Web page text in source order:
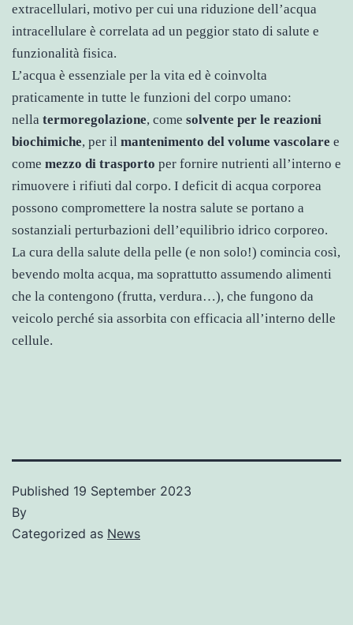
extracellulari, motivo per cui una riduzione dell’acqua
intracellulare è correlata ad un peggior stato di salute e
funzionalità fisica.
L’acqua è essenziale per la vita ed è coinvolta
praticamente in tutte le funzioni del corpo umano:
nella termoregolazione, come solvente per le reazioni
biochimiche, per il mantenimento del volume vascolare e
come mezzo di trasporto per fornire nutrienti all’interno e
rimuovere i rifiuti dal corpo. I deficit di acqua corporea
possono compromettere la nostra salute se portano a
sostanziali perturbazioni dell’equilibrio idrico corporeo.
La cura della salute della pelle (e non solo!) comincia così,
bevendo molta acqua, ma soprattutto assumendo alimenti
che la contengono (frutta, verdura…), che fungono da
veicolo perché sia assorbita con efficacia all’interno delle
cellule.
Published 19 September 2023
By
Categorized as News